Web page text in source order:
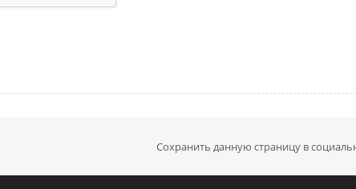
Сохранить данную страницу в